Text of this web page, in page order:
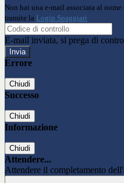
Non hai una e-mail associata al
tramite la Login Spaggiari
E-mail inviata, si prega di
Errore
Chiudi
Successo
Chiudi
Informazione
Chiudi
Attendere...
Attendere il completamento